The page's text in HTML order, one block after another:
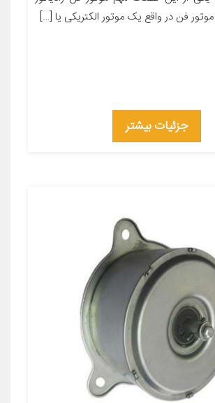
فن در واقع یک موتور الکتریکی یا […]
جزئیات بیشتر